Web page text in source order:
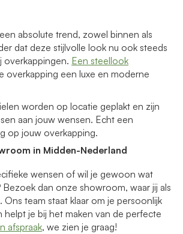
absolute trend, zowel binnen als
dat deze stijlvolle look nu ook steeds
overkappingen. Een steellook
overkapping een luxe en moderne
worden op locatie geplakt en zijn
aan jouw wensen. Echt een
op jouw overkapping.
in Midden-Nederland
wensen of wil je gewoon wat
dan onze showroom, waar jij als
Ons team staat klaar om je persoonlijk
helpt je bij het maken van de perfecte
afspraak, we zien je graag!